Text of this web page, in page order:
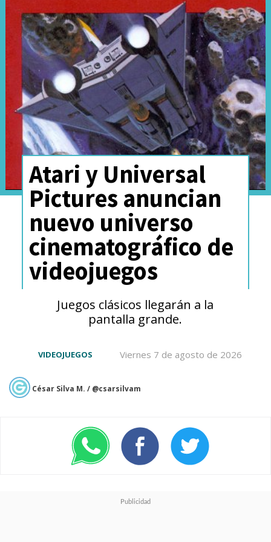
Atari y Universal
Pictures anuncian
nuevo universo
cinematográfico de
videojuegos
Juegos clásicos llegarán a la
pantalla grande.
Viernes 7 de agosto de 2026
VIDEOJUEGOS
César Silva M. / @csarsilvam